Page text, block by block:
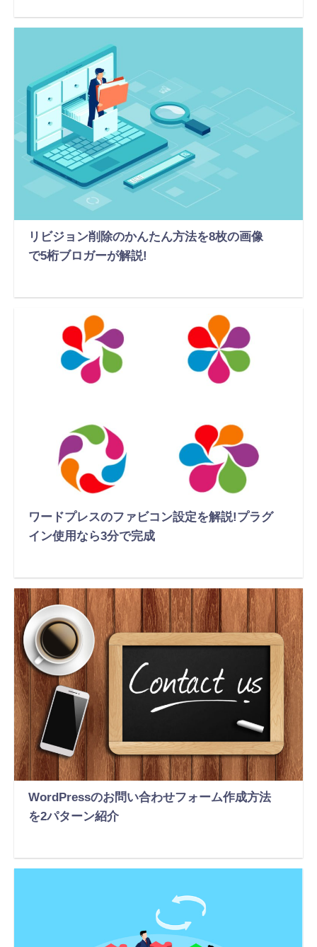
リビジョン削除のかんたん方法を8枚の画像
で5桁ブロガーが解説!
ワードプレスのファビコン設定を解説!プラグ
イン使用なら3分で完成
WordPressのお問い合わせフォーム作成方法
を2パターン紹介